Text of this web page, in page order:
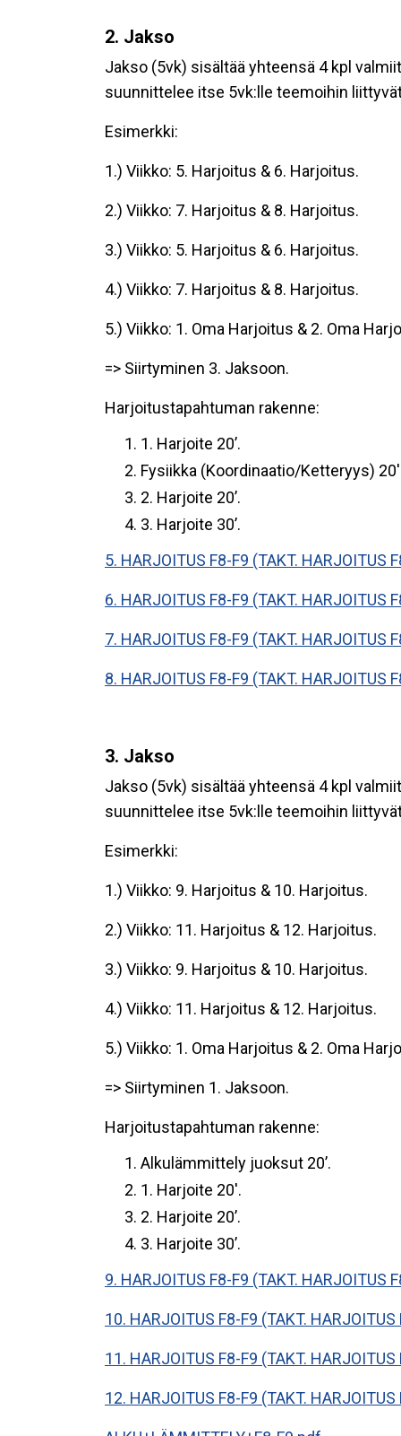
2. Jakso
Jakso (5vk) sisältää yhteensä 4 kpl
suunnittelee itse 5vk:lle teemoihin
Esimerkki:
1.) Viikko: 5. Harjoitus & 6. Harjoitus.
2.) Viikko: 7. Harjoitus & 8. Harjoitus.
3.) Viikko: 5. Harjoitus & 6. Harjoitus.
4.) Viikko: 7. Harjoitus & 8. Harjoitus.
5.) Viikko: 1. Oma Harjoitus & 2. Oma
=> Siirtyminen 3. Jaksoon.
Harjoitustapahtuman rakenne:
1. Harjoite 20’.
Fysiikka (Koordinaatio/Ketteryys)
2. Harjoite 20’.
3. Harjoite 30’.
5. HARJOITUS F8-F9 (TAKT. HARJOITUS
6. HARJOITUS F8-F9 (TAKT. HARJOITUS
7. HARJOITUS F8-F9 (TAKT. HARJOITUS
8. HARJOITUS F8-F9 (TAKT. HARJOITUS
3. Jakso
Jakso (5vk) sisältää yhteensä 4 kpl
suunnittelee itse 5vk:lle teemoihin
Esimerkki:
1.) Viikko: 9. Harjoitus & 10. Harjoitus.
2.) Viikko: 11. Harjoitus & 12. Harjoitus.
3.) Viikko: 9. Harjoitus & 10. Harjoitus.
4.) Viikko: 11. Harjoitus & 12. Harjoitus.
5.) Viikko: 1. Oma Harjoitus & 2. Oma
=> Siirtyminen 1. Jaksoon.
Harjoitustapahtuman rakenne:
Alkulämmittely juoksut 20’.
1. Harjoite 20'.
2. Harjoite 20’.
3. Harjoite 30’.
9. HARJOITUS F8-F9 (TAKT. HARJOITUS
10. HARJOITUS F8-F9 (TAKT.
11. HARJOITUS F8-F9 (TAKT.
12. HARJOITUS F8-F9 (TAKT.